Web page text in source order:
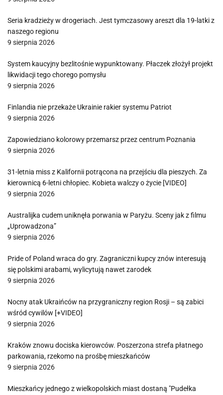
Seria kradzieży w drogeriach. Jest tymczasowy areszt dla 19-latki z
naszego regionu
9 sierpnia 2026
System kaucyjny bezlitośnie wypunktowany. Płaczek złożył projekt
likwidacji tego chorego pomysłu
9 sierpnia 2026
Finlandia nie przekaże Ukrainie rakier systemu Patriot
9 sierpnia 2026
Zapowiedziano kolorowy przemarsz przez centrum Poznania
9 sierpnia 2026
31-letnia miss z Kalifornii potrącona na przejściu dla pieszych. Za
kierownicą 6-letni chłopiec. Kobieta walczy o życie [VIDEO]
9 sierpnia 2026
Australijka cudem uniknęła porwania w Paryżu. Sceny jak z filmu
„Uprowadzona”
9 sierpnia 2026
Pride of Poland wraca do gry. Zagraniczni kupcy znów interesują
się polskimi arabami, wylicytują nawet zarodek
9 sierpnia 2026
Nocny atak Ukraińców na przygraniczny region Rosji – są zabici
wśród cywilów [+VIDEO]
9 sierpnia 2026
Kraków znowu dociska kierowców. Poszerzona strefa płatnego
parkowania, rzekomo na prośbę mieszkańców
9 sierpnia 2026
Mieszkańcy jednego z wielkopolskich miast dostaną "Pudełka